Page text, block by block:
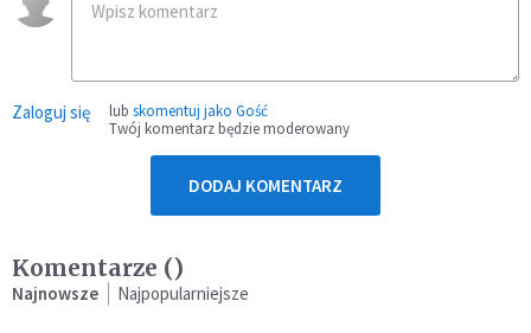
Zaloguj się lub skomentuj jako Gość
Twój komentarz będzie moderowany
DODAJ KOMENTARZ
Komentarze ()
Najnowsze Najpopularniejsze